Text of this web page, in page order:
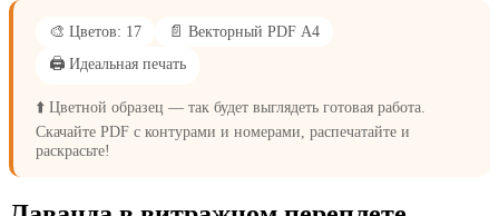
🎨 Цветов: 17
📄 Векторный PDF А4
🖨️ Идеальная печать
⬆️ Цветной образец — так будет выглядеть готовая работа.
Скачайте PDF с контурами и номерами, распечатайте и
раскрасьте!